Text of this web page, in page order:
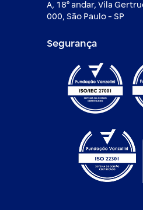
A, 18⁰ andar, Vila
000, São Paulo - SP
Segurança